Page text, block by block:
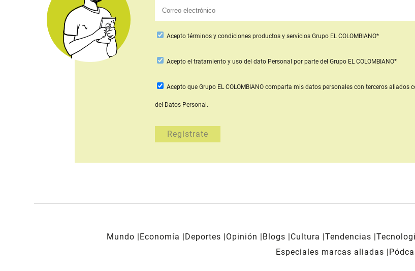
Acepto términos y condiciones productos y servicios Grupo EL COLOMBIANO*
Aceptoel tratamiento y uso del dato Personal por parte del Grupo EL COLOMBIANO*
Acepto que Grupo EL COLOMBIANO comparta mis datos personales con terceros aliados
del Datos Personal.
Mundo Economía Deportes Opinión Blogs Cultura Tendencias
Especiales marcas aliadas